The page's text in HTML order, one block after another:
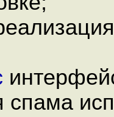
спама